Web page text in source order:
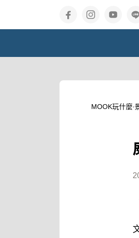
MOOK玩什麼‧